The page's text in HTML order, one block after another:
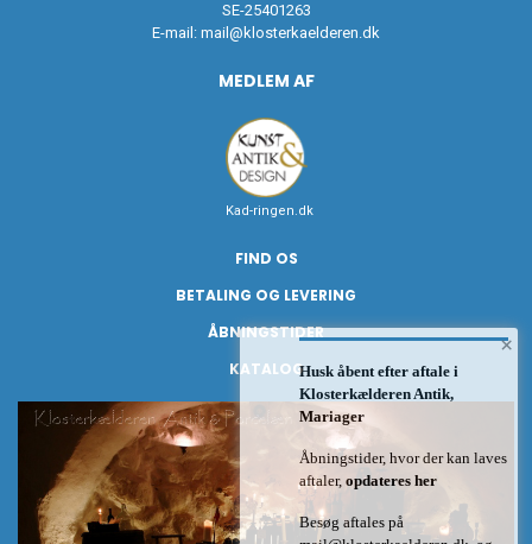
SE-25401263
E-mail: mail@klosterkaelderen.dk
MEDLEM AF
Kad-ringen.dk
FIND OS
BETALING OG LEVERING
ÅBNINGSTIDER
KATALOG
×
Husk åbent efter aftale i
Klosterkælderen Antik,
Mariager
Åbningstider, hvor der kan laves
aftaler, opdateres her
Besøg aftales på